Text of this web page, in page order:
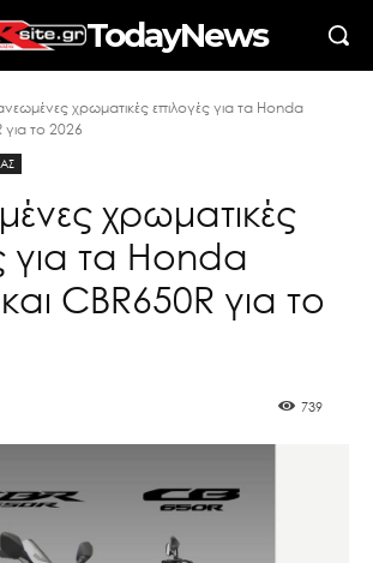
TodayNews
χρωματικές επιλογές για τα Honda
για το 2026
χρωματικές
για τα Honda
CBR650R για το
739